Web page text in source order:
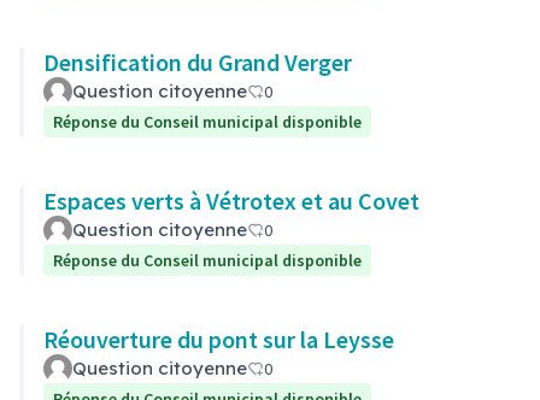
Densification du Grand Verger
Question citoyenne
0
Réponse du Conseil municipal disponible
Espaces verts à Vétrotex et au Covet
Question citoyenne
0
Réponse du Conseil municipal disponible
Réouverture du pont sur la Leysse
Question citoyenne
0